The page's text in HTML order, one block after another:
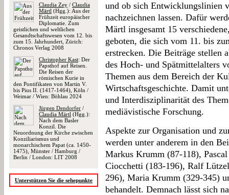
Claudia Zey / Claudia
Märtl (Hgg.): Aus der
Frühzeit europäischer
Diplomatie. Zum
geistlichen und weltlichen
Gesandtschaftswesen vom 12. bis
zum 15. Jahrhundert, Zürich:
Chronos Verlag 2008
Christopher Kast: Der
Papsthof auf Reisen.
Die Reisen der
römischen Kurie in
den Pontifikaten von Martin V.
bis Pius II. (1417-1464), Köln /
Weimar / Wien: Böhlau 2024
Jürgen Dendorfer /
Claudia Märtl (Hgg.):
Nach dem Basler
Konzil. Die
Neuordnung der Kirche zwischen
Konziliarismus und
monarchischem Papat (ca. 1450-
1475), Münster / Hamburg /
Berlin / London: LIT 2008
Unterstützen Sie die sehepunkte
und ob sich Entwicklungslinien
nachzeichnen lassen. Dafür
Märtl insgesamt 15
geboten, die sich vom 11. bis
erstrecken. Die Beiträge stellen
des Hoch- und Spätmittelalters
Themen aus dem Bereich der
Wirtschaftsgeschichte. Damit
und Interdisziplinarität des
mediävistische Forschung.
Aspekte zur Organisation und
werden unter anderem in den
Markus Krumm (87-118),
Ciocchetti (183-196), Ralf
296), Maria Krumm (329-345)
behandelt. Demnach lässt sich